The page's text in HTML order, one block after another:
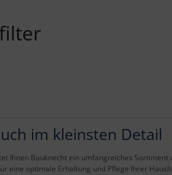
im kleinsten Detail
Ihnen Bauknecht ein umfangreiches Sortiment
eine optimale Erhaltung und Pflege Ihrer